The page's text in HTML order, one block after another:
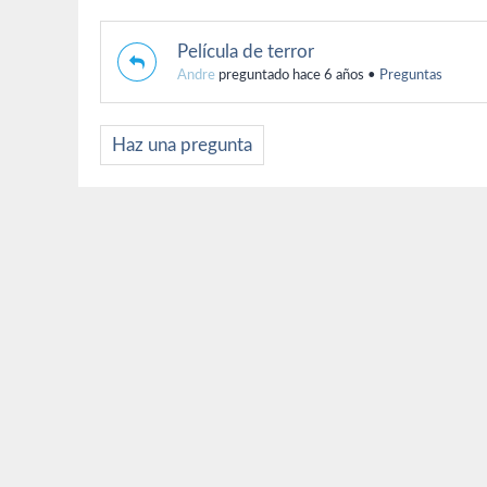
Película de terror
Andre preguntado hace 6 años • Preguntas
Haz una pregunta